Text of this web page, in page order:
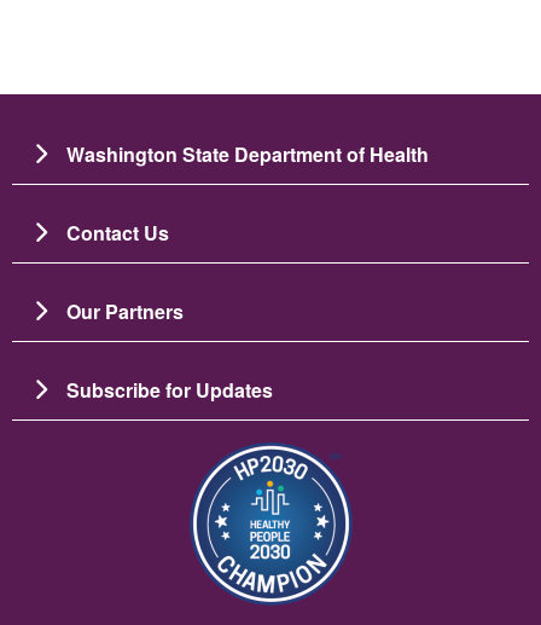
Washington State Department of Health
Contact Us
Our Partners
Subscribe for Updates